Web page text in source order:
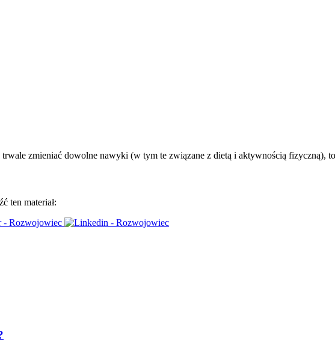
zmieniać dowolne nawyki (w tym te związane z dietą i aktywnością fizyczną),
ten materiał: